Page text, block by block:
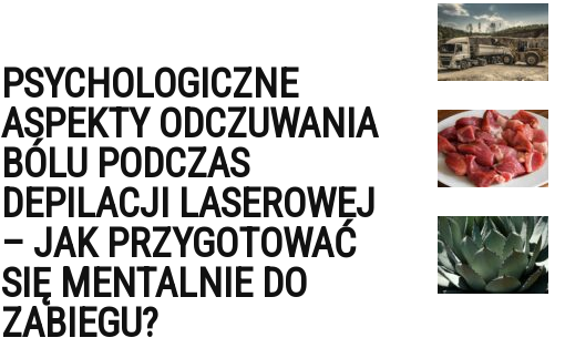
PSYCHOLOGICZNE
ASPEKTY ODCZUWANIA
BÓLU PODCZAS
DEPILACJI LASEROWEJ
– JAK PRZYGOTOWAĆ
SIĘ MENTALNIE DO
ZABIEGU?